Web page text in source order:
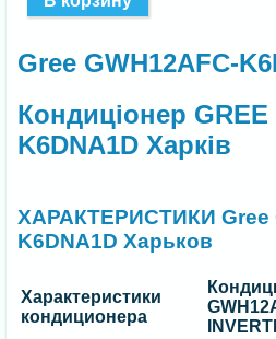
Gree GWH12AFC-
Кондиціонер GREE
K6DNA1D Харків
ХАРАКТЕРИСТИКИ Gree
K6DNA1D Харьков
Характеристики
кондиционера